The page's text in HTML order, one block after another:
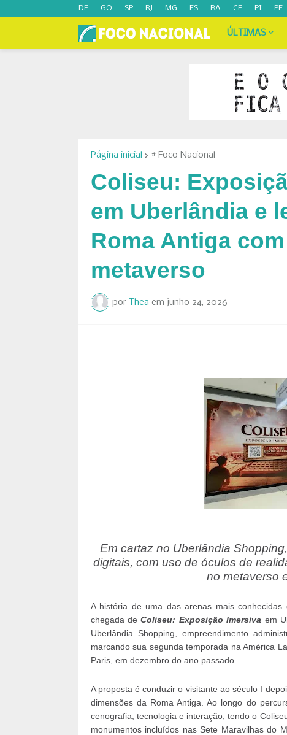
DF GO SP RJ MG ES BA CE PI PE
ÚLTIMAS
Página inicial # Foco Nacional
Coliseu:
em Uberlândia e
Roma Antiga
metaverso
por Thea em junho 24, 2026
Em cartaz no Uberlândia
digitais, com uso de óculos de
no metaverso
A história de uma das arenas mais
chegada deColiseu: Exposição Imersiva em
Uberlândia Shopping, empreendimento
marcando sua segunda temporada na América
Paris, em dezembro do ano passado.
A proposta é conduzir o visitante ao século I
dimensões da Roma Antiga. Ao longo do
cenografia, tecnologia e interação, tendo o
monumentos incluídos nas Sete Maravilhas do